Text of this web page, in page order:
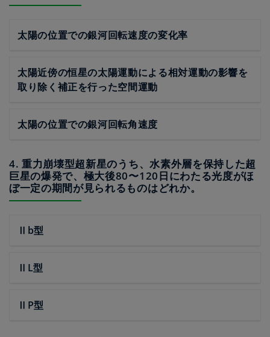
太陽の位置での銀河回転速度の変化率
太陽近傍の恒星の太陽運動による相対運動の影響を
取り除く補正を行った空間運動
太陽の位置での銀河回転角速度
4. 重力崩壊型超新星のうち、水素外層を保持した超
巨星の爆発で、極大後80〜120日にわたる光度がほ
ぼ一定の期間が見られるものはどれか。
Ⅱb型
ⅡL型
ⅡP型